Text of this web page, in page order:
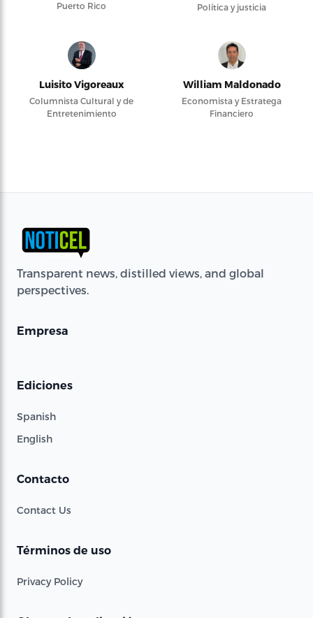
Puerto Rico
Política y justicia
Luisito Vigoreaux
Columnista Cultural y de
Entretenimiento
William Maldonado
Economista y Estratega
Financiero
Transparent news, distilled views, and global
perspectives.
Empresa
Ediciones
Spanish
English
Contacto
Contact Us
Términos de uso
Privacy Policy